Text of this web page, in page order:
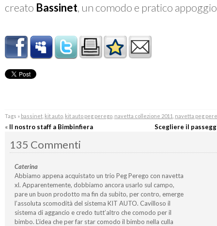
creato Bassinet, un comodo e pratico
Tags » bassinet, kit auto, kit auto peg perego, navetta collezione 2011 navetta peg
« Il nostro staff a Bimbinfiera Scegliere il
135 Commenti
Caterina
Abbiamo appena acquistato un trio Peg Perego con navetta
xl. Apparentemente, dobbiamo ancora usarlo sul campo,
pare un buon prodotto ma fin da subito, per contro, emerge
l’assoluta scomodità del sistema KIT AUTO. Cavilloso il
sistema di aggancio e credo tutt’altro che comodo per il
bimbo. L’idea che per far star comodo il bimbo nella culla